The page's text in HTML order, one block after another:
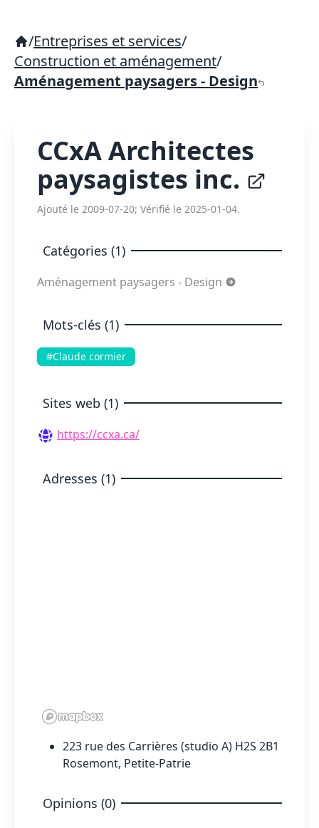
/Entreprises et services/
Construction et aménagement/
Aménagement paysagers - Design
CCxA Architectes
paysagistes inc.
Ajouté le 2009-07-20; Vérifié le 2025-01-04.
Catégories (1)
Aménagement paysagers - Design
Mots-clés (1)
#Claude cormier
Sites web (1)
https://ccxa.ca/
Adresses (1)
223 rue des Carrières (studio A) H2S 2B1
Rosemont, Petite-Patrie
Opinions (0)